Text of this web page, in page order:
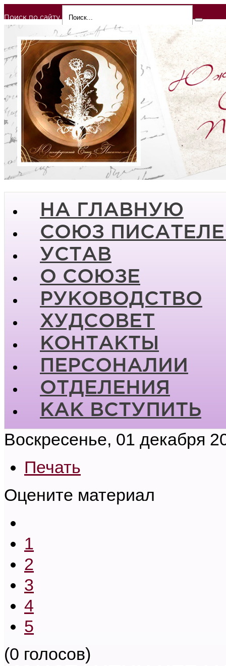
Поиск по сайту
НА ГЛАВНУЮ
СОЮЗ
УСТАВ
О СОЮЗЕ
РУКОВОДСТВО
ХУДСОВЕТ
КОНТАКТЫ
ПЕРСОНАЛИИ
ОТДЕЛЕНИЯ
КАК ВСТУПИТЬ
Воскресенье, 01 декабря
Печать
Оцените материал
1
2
3
4
5
(0 голосов)